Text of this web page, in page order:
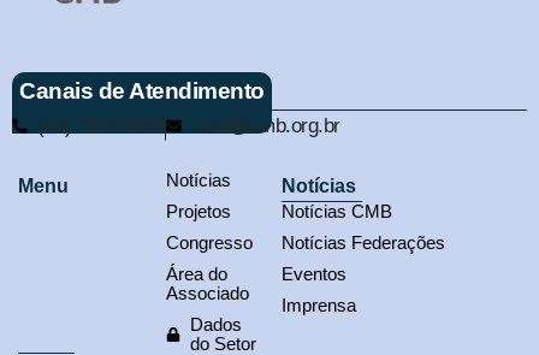
Canais de Atendimento
(61) 3321-9563 cmb@cmb.org.br
Menu
Notícias
Projetos
Congresso
Área do
Associado
Dados
do Setor
Notícias
Notícias CMB
Notícias Federações
Eventos
Imprensa